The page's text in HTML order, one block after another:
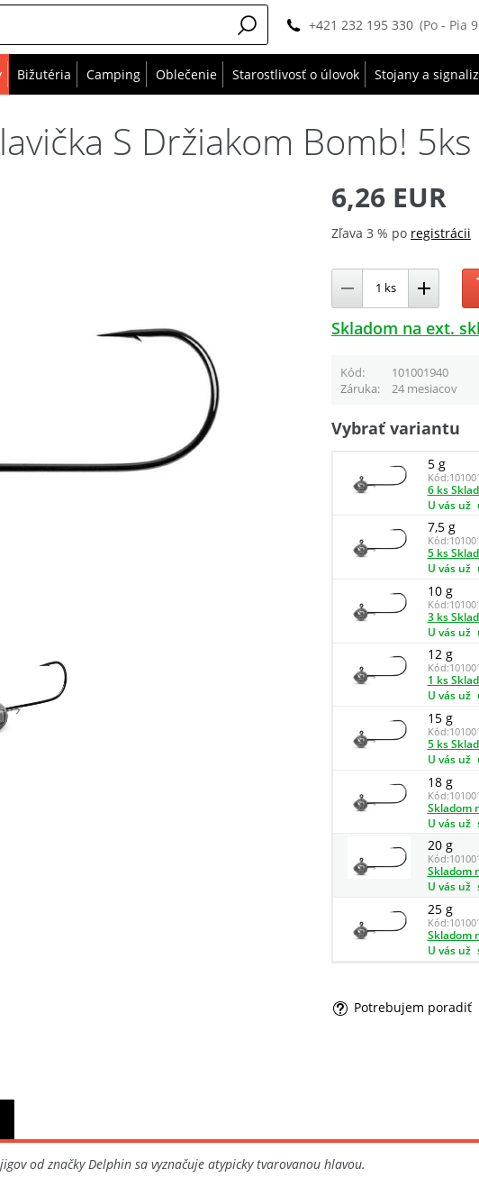
+421 232 195 330 (Po - Pia
Bižutéria Camping Oblečenie Starostlivosť o úlovok Stojany a
S Držiakom Bomb!
6,26 EUR
Zľava 3 % po registrácii
Skladom na ext.
Kód 101001940
Záruka
24 mesiacov
Vybrať variantu
5 g
Kód:
6 ks
U vás už
7,5 g
Kód:
5 ks
U vás už
10 g
Kód:
3 ks
U vás už
12 g
Kód:
1 ks
U vás už
15 g
Kód:
5 ks
U vás už
18 g
Kód:
Skladom
U vás už
20 g
Kód:
Skladom
U vás už
25 g
Kód:
Skladom
U vás už
Potrebujem poradiť
od značky Delphin sa vyznačuje atypicky tvarovanou hlavou.